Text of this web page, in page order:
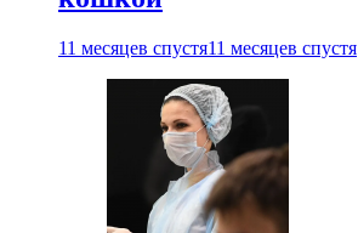
11 месяцев спустя11 месяцев спустя